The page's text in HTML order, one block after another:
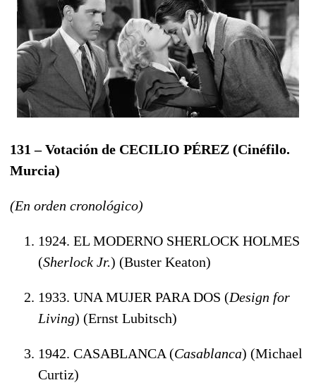
131 – Votación de CECILIO PÉREZ (Cinéfilo.
Murcia)
(En orden cronológico)
1924. EL MODERNO SHERLOCK HOLMES
(Sherlock Jr.) (Buster Keaton)
1933. UNA MUJER PARA DOS (Design for
Living) (Ernst Lubitsch)
1942. CASABLANCA (Casablanca) (Michael
Curtiz)